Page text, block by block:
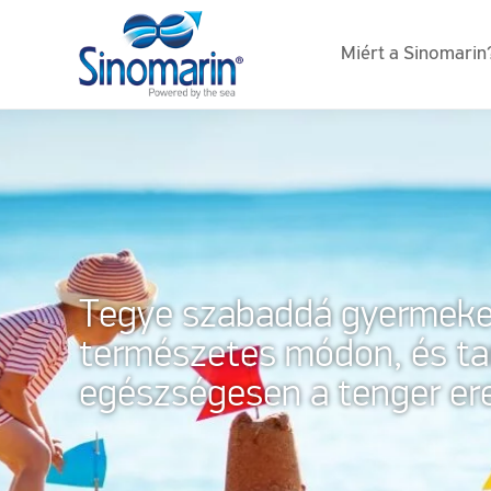
Miért a
Tegye szabaddá
természetes módon, és
egészségesen a tenger